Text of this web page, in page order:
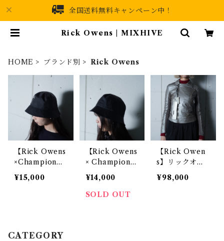
全国送料無料キャンペーン中！
Rick Owens | MIXHIVE
HOME ブランド別 Rick Owens
【Rick Owens
×Champion】
リックオウエン
ス×チャンピオ
¥15,000
【Rick Owens
× Champion】
リックオウエン
ス×チャンピオ
ン タグ付ペン
¥14,000
SOLD OUT
【Rick Owen
s】リックオウ
エンス 18SS DI
RTコレクショ
¥98,000
CATEGORY